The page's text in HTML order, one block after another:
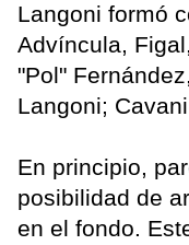
Langoni formó
Advíncula,
"Pol"
Langoni;
En principio,
posibilidad de
en el fondo.